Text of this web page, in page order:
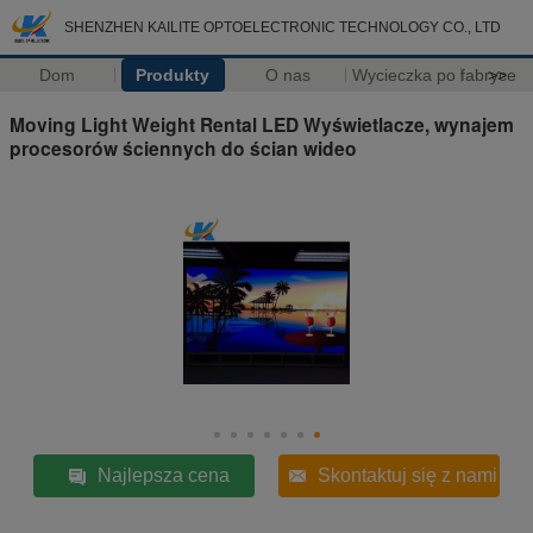
SHENZHEN KAILITE OPTOELECTRONIC TECHNOLOGY CO., LTD
Dom Produkty O nas Wycieczka po fabryce
>>
Moving Light Weight Rental LED Wyświetlacze, wynajem
procesorów ściennych do ścian wideo
Najlepsza cena Skontaktuj się z nami